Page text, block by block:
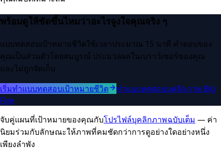
พร้อมดูให้ชัดขึ้นไหมว่าอะไรจูงใจคุณจริง ๆ
แบบทดสอบเป้าหมายชีวิตใช้เวลาประมาณ 15 นาที คำตอบของ
คุณเป็นส่วนตัวโดยสมบูรณ์ ประมวลผลในเบราว์เซอร์ของคุณ
และไม่ถูกจัดเก็บ
เริ่มทำแบบทดสอบเป้าหมายชีวิต
ทำแบบทดสอบบุคลิกภาพ Big
Five
จับคู่แผนที่เป้าหมายของคุณกับโปรไฟล์บุคลิกภาพฉบับเต็ม — ค่า
นิยมร่วมกับลักษณะให้ภาพที่คมชัดกว่าการดูอย่างใดอย่างหนึ่ง
เพียงลำพัง